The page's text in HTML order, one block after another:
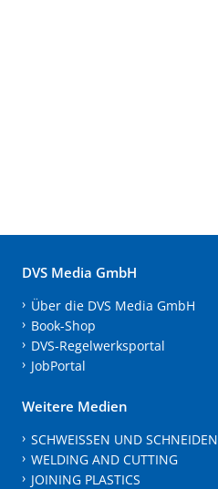
DVS Media GmbH
Über die DVS Media GmbH
Book-Shop
DVS-Regelwerksportal
JobPortal
Weitere Medien
SCHWEISSEN UND SCHNEIDEN
WELDING AND CUTTING
JOINING PLASTICS